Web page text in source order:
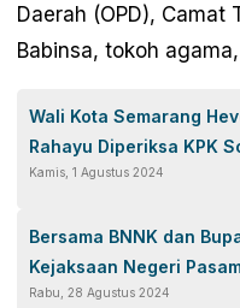
Daerah (OPD), Camat
Babinsa, tokoh
Wali Kota Semarang
Rahayu Diperiksa KPK
Kamis, 1 Agustus 2024
Bersama BNNK dan
Kejaksaan Negeri
Musnahkan Barang
Rabu, 28 Agustus 2024